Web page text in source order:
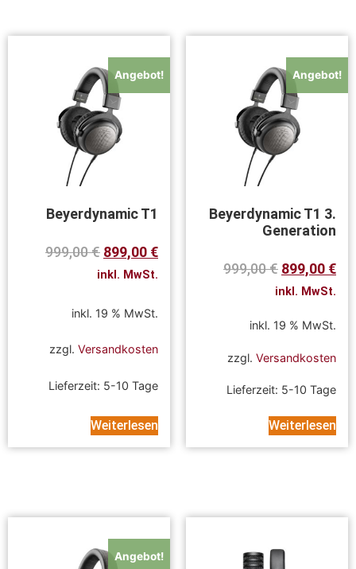
Angebot!
Beyerdynamic T1
999,00€ 899,00 €
inkl. MwSt.
inkl. 19 % MwSt.
zzgl. Versandkosten
Lieferzeit: 5-10 Tage
Weiterlesen
Angebot!
Beyerdynamic T1 3.
Generation
999,00€ 899,00 €
inkl. MwSt.
inkl. 19 % MwSt.
zzgl. Versandkosten
Lieferzeit: 5-10 Tage
Weiterlesen
Angebot!